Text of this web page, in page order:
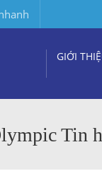
GIỚI
Tin